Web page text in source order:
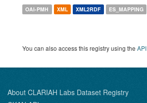
OAI-PMH XML XML2RDF ES_MAPPING
You can also access this registry using the API
About CLARIAH Labs Dataset Registry